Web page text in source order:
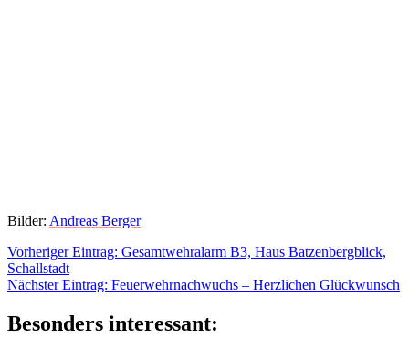
Bilder: Andreas Berger
Beitragsnavigation
Vorheriger Eintrag: Vorheriger
Gesamtwehralarm B3, Haus Batzenbergblick,
Schallstadt
Nächster Eintrag: Nächster
Feuerwehrnachwuchs – Herzlichen Glückwunsch
Besonders interessant: